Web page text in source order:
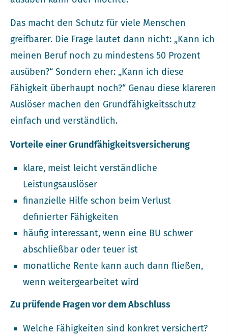
Das macht den Schutz für viele Menschen
greifbarer. Die Frage lautet dann nicht: „Kann ich
meinen Beruf noch zu mindestens 50 Prozent
ausüben?“ Sondern eher: „Kann ich diese
Fähigkeit überhaupt noch?“ Genau diese klareren
Auslöser machen den Grundfähigkeitsschutz
einfach und verständlich.
Vorteile einer Grundfähigkeits­versicherung
klare, meist leicht verständliche
Leistungsauslöser
finanzielle Hilfe schon beim Verlust
definierter Fähigkeiten
häufig interessant, wenn eine BU schwer
abschließbar oder teuer ist
monatliche Rente kann auch dann fließen,
wenn weitergearbeitet wird
Zu prüfende Fragen vor dem Abschluss
Welche Fähigkeiten sind konkret versichert?